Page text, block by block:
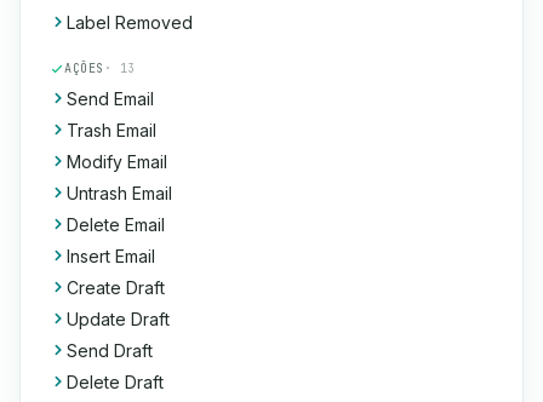
Label Removed
AÇÕES · 13
Send Email
Trash Email
Modify Email
Untrash Email
Delete Email
Insert Email
Create Draft
Update Draft
Send Draft
Delete Draft